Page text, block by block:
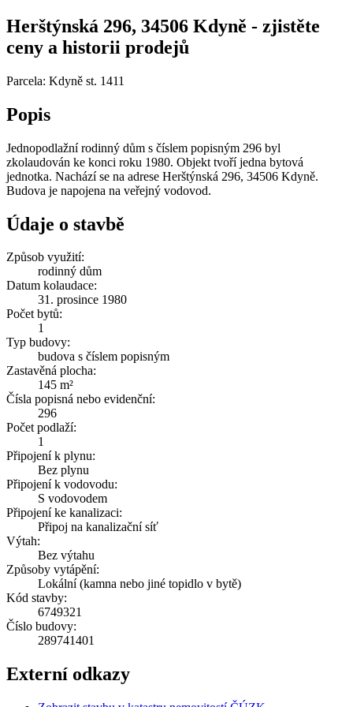
Herštýnská 296, 34506 Kdyně - zjistěte
ceny a historii prodejů
Parcela: Kdyně st. 1411
Popis
Jednopodlažní rodinný dům s číslem popisným 296 byl
zkolaudován ke konci roku 1980. Objekt tvoří jedna bytová
jednotka. Nachází se na adrese Herštýnská 296, 34506 Kdyně.
Budova je napojena na veřejný vodovod.
Údaje o stavbě
Způsob využití:
rodinný dům
Datum kolaudace:
31. prosince 1980
Počet bytů:
1
Typ budovy:
budova s číslem popisným
Zastavěná plocha:
145 m²
Čísla popisná nebo evidenční:
296
Počet podlaží:
1
Připojení k plynu:
Bez plynu
Připojení k vodovodu:
S vodovodem
Připojení ke kanalizaci:
Připoj na kanalizační síť
Výtah:
Bez výtahu
Způsoby vytápění:
Lokální (kamna nebo jiné topidlo v bytě)
Kód stavby:
6749321
Číslo budovy:
289741401
Externí odkazy